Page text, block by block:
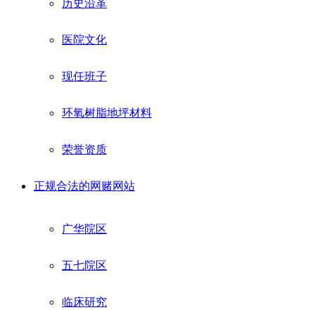
历史沿革
医院文化
现任班子
环氧树脂地坪材料
荣誉资质
正规合法的网赌网站
广华院区
五七院区
临床研究